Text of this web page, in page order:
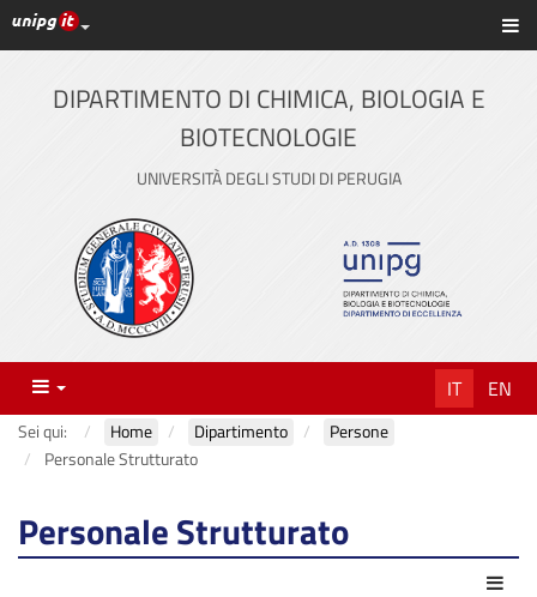
Vai
al
contenuto
principale
Link ai principali servizi web di Ateneo
DIPARTIMENTO DI CHIMICA, BIOLOGIA E
BIOTECNOLOGIE
UNIVERSITÀ DEGLI STUDI DI PERUGIA
Menu IT EN
Sei qui: Home Dipartimento
Persone
Personale Strutturato
Personale Strutturato